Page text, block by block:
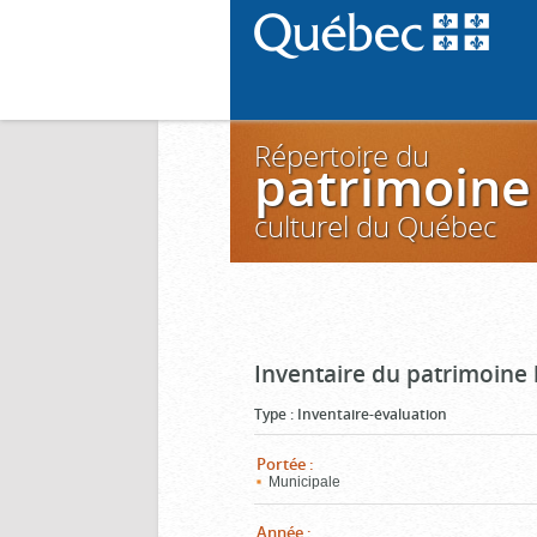
Répertoire du
patrimoine
culturel du Québec
Inventaire du patrimoine
Type : Inventaire-évaluation
Portée :
Municipale